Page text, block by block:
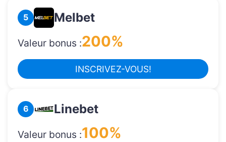
5 Melbet
Valeur bonus :200%
INSCRIVEZ-VOUS!
6 Linebet
Valeur bonus :100%